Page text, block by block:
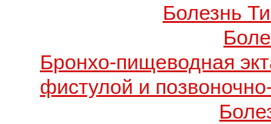
Болезнь
Бронхо-пищеводная
фистулой и